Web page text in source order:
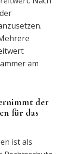
am
der
für das
ist als